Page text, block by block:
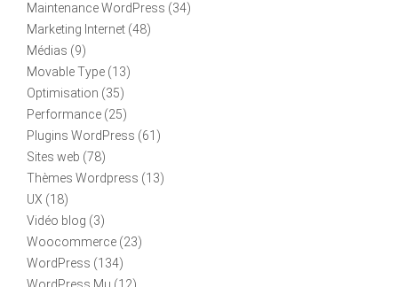
Maintenance WordPress (34)
Marketing Internet (48)
Médias (9)
Movable Type (13)
Optimisation (35)
Performance (25)
Plugins WordPress (61)
Sites web (78)
Thèmes Wordpress (13)
UX (18)
Vidéo blog (3)
Woocommerce (23)
WordPress (134)